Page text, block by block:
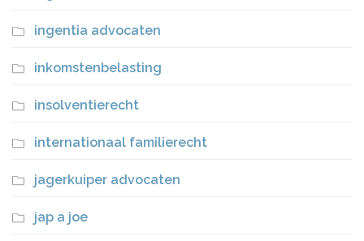
ingentia advocaten
inkomstenbelasting
insolventierecht
internationaal familierecht
jagerkuiper advocaten
jap a joe